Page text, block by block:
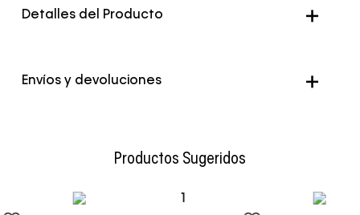
Detalles del Producto
Color Negro
Envíos y devoluciones
Productos Sugeridos